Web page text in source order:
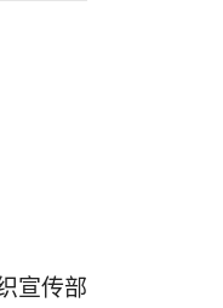
宣传部